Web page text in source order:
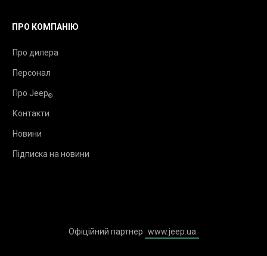
ПРО КОМПАНІЮ
Про дилера
Персонал
Про Jeep®
Контакти
Новини
Підписка на новини
Офіційний партнер www.jeep.ua